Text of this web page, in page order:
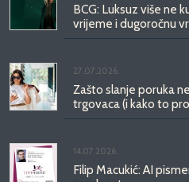
BCG: Luksuz više ne
vrijeme i dugoročnu
27.07.2026.
Zašto slanje poruka
trgovaca (i kako to
14.07.2026.
Filip Macukić: AI